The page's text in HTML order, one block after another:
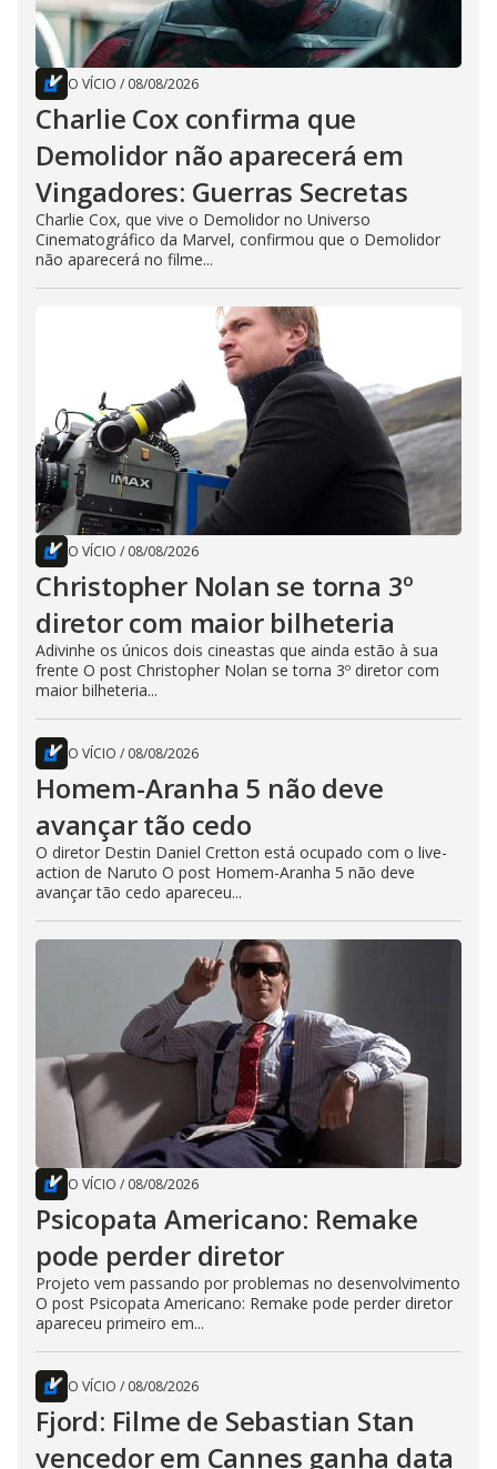
O VÍCIO / 08/08/2026
Charlie Cox confirma que
Demolidor não aparecerá em
Vingadores: Guerras Secretas
Charlie Cox, que vive o Demolidor no Universo
Cinematográfico da Marvel, confirmou que o Demolidor
não aparecerá no filme...
O VÍCIO / 08/08/2026
Christopher Nolan se torna 3º
diretor com maior bilheteria
Adivinhe os únicos dois cineastas que ainda estão à sua
frente O post Christopher Nolan se torna 3º diretor com
maior bilheteria...
O VÍCIO / 08/08/2026
Homem-Aranha 5 não deve
avançar tão cedo
O diretor Destin Daniel Cretton está ocupado com o live-
action de Naruto O post Homem-Aranha 5 não deve
avançar tão cedo apareceu...
O VÍCIO / 08/08/2026
Psicopata Americano: Remake
pode perder diretor
Projeto vem passando por problemas no desenvolvimento
O post Psicopata Americano: Remake pode perder diretor
apareceu primeiro em...
O VÍCIO / 08/08/2026
Fjord: Filme de Sebastian Stan
vencedor em Cannes ganha data